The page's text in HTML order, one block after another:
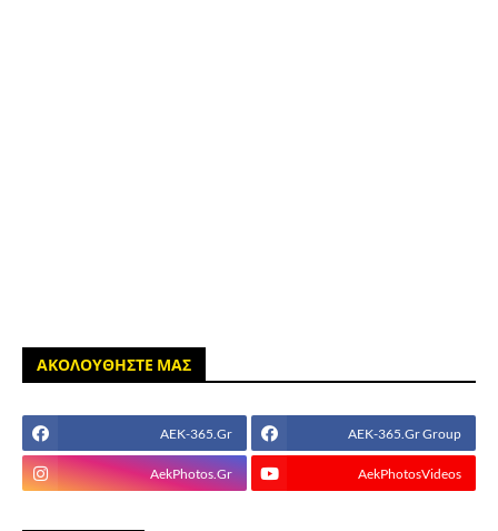
ΑΚΟΛΟΥΘΗΣΤΕ ΜΑΣ
AEK-365.Gr AEK-365.Gr Group
AekPhotos.Gr AekPhotosVideos